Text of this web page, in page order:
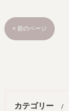
< 前のページ
カテゴリー